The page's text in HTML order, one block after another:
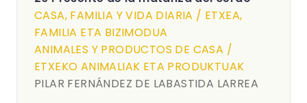
CASA, FAMILIA Y VIDA DIARIA / ETXEA,
FAMILIA ETA BIZIMODUA
ANIMALES Y PRODUCTOS DE CASA /
ETXEKO ANIMALIAK ETA PRODUKTUAK
PILAR FERNÁNDEZ DE LABASTIDA LARREA